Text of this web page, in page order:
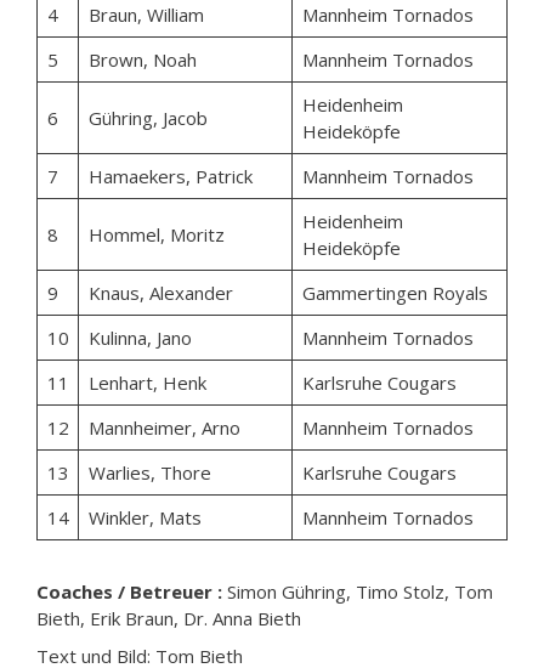
4
Braun, William
Mannheim Tornados
5
Brown, Noah Mannheim Tornados
6 Gühring, Jacob
Heidenheim
Heideköpfe
7
Hamaekers, Patrick Mannheim Tornados
8 Hommel, Moritz
Heidenheim
Heideköpfe
9
Knaus, Alexander
Gammertingen Royals
10
Kulinna, Jano
Mannheim Tornados
11
Lenhart, Henk
Karlsruhe Cougars
12
Mannheimer, Arno
Mannheim Tornados
13
Warlies, Thore
Karlsruhe Cougars
14
Winkler, Mats Mannheim Tornados
Coaches / Betreuer : Simon Gühring, Timo Stolz, Tom
Bieth, Erik Braun, Dr. Anna Bieth
Text und Bild: Tom Bieth